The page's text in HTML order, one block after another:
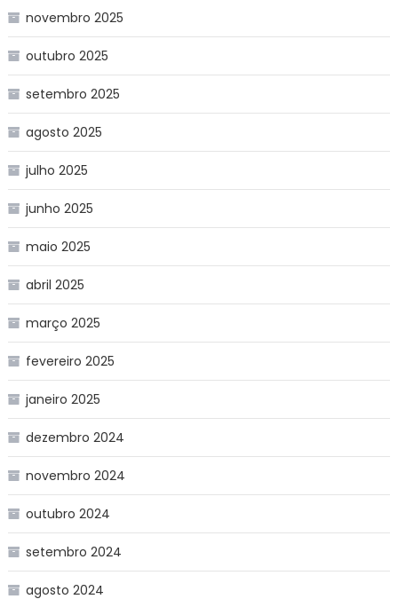
novembro 2025
outubro 2025
setembro 2025
agosto 2025
julho 2025
junho 2025
maio 2025
abril 2025
março 2025
fevereiro 2025
janeiro 2025
dezembro 2024
novembro 2024
outubro 2024
setembro 2024
agosto 2024